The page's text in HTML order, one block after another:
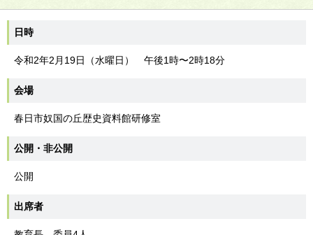
日時
令和2年2月19日（水曜日） 午後1時〜2時18分
会場
春日市奴国の丘歴史資料館研修室
公開・非公開
公開
出席者